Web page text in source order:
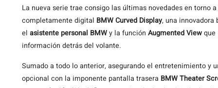
La nueva serie trae consigo las últimas novedades en torno
completamente digital BMW Curved Display, una
el asistente personal BMWy la función Augmented Viewque
información detrás del volante.
Sumado a todo lo anterior, asegurando el entretenimiento y
opcional con la imponente pantalla trasera BMW Theater